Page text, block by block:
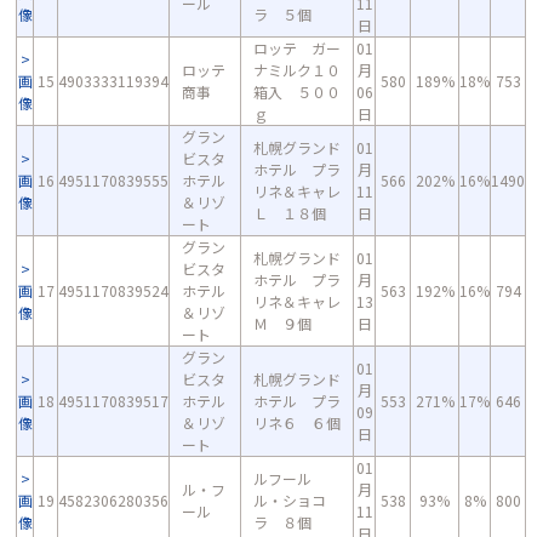
像
ラ ５個
日
画
像
15 4903333119394
ロッテ
商事
ロッテ ガー
ナミルク１０
箱入 ５００
ｇ
01
月
06
日
580 189% 18% 753
画
像
16 4951170839555
グラン
ビスタ
ホテル
＆リゾ
ート
札幌グランド
ホテル プラ
リネ＆キャレ
Ｌ １８個
01
月
11
日
566 202% 16%1490
画
像
17 4951170839524
グラン
ビスタ
ホテル
＆リゾ
ート
札幌グランド
ホテル プラ
リネ＆キャレ
Ｍ ９個
01
月
13
日
563 192% 16% 794
画
像
18 4951170839517
グラン
ビスタ
ホテル
＆リゾ
ート
札幌グランド
ホテル プラ
リネ６ ６個
01
月
09
日
553 271% 17% 646
画
像
19 4582306280356
ル・フ
ール
ルフール
ル・ショコ
ラ ８個
01
月
11
日
538 93% 8% 800